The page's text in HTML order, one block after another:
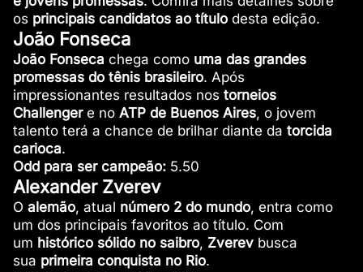
os principais candidatos ao títulodesta edição.
João Fonseca
João Fonseca chega como uma das grandes
promessas do tênis brasileiro. Após
impressionantes resultados nos torneios
Challengere no ATP de Buenos Aires, o jovem
talento terá a chance de brilhar diante da torcida
carioca.
Odd para ser campeão: 5.50
Alexander Zverev
O alemão, atual número 2 do mundo, entra como
um dos principais favoritos ao título. Com
um histórico sólido no saibro, Zverevbusca
sua primeira conquista no Rio.